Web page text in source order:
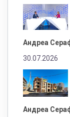
Андреа
30.07.2026
Андреа